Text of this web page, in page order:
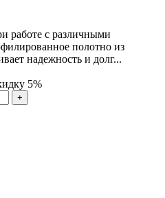
работе с различными
полотно из
надежность и долг...
5%
+